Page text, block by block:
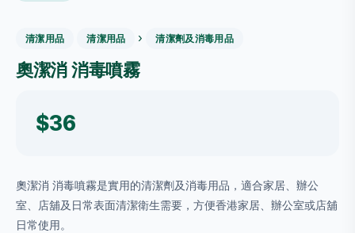
清潔用品 清潔用品 › 清潔劑及消毒用品
奧潔消 消毒噴霧
$36
奧潔消 消毒噴霧是實用的清潔劑及消毒用品，適合家居、辦公
室、店舖及日常表面清潔衛生需要，方便香港家居、辦公室或店舖
日常使用。